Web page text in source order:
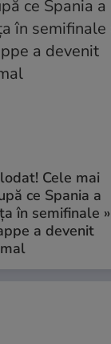
Cele mai
ce Spania a
în semifinale »
a devenit